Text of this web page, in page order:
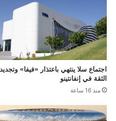
اجتماع سلا ينتهي باعتذار «فيفا» وتجديد
الثقة في إنفانتينو
منذ 16 ساعة